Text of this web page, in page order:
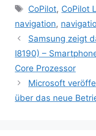
Schlagwörter
CoPilot, CoPilot
navigation,
Beitrags-
Navigation
Samsung zeigt
I8190) –
Core Prozessor
Microsoft
über das neue